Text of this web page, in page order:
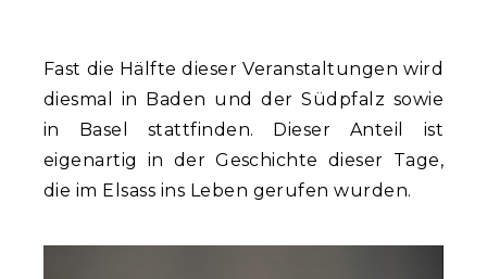
Fast die Hälfte dieser Veranstaltungen wird
diesmal in Baden und der Südpfalz sowie
in Basel stattfinden. Dieser Anteil ist
eigenartig in der Geschichte dieser Tage,
die im Elsass ins Leben gerufen wurden.